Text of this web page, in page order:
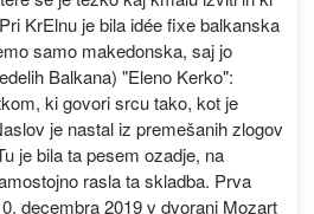
KrElnu je bila idée fixe balkanska
samo makedonska, saj jo
Balkana) "Eleno Kerko":
ki govori srcu tako, kot je
je nastal iz premešanih zlogov
je bila ta pesem ozadje, na
rasla ta skladba. Prva
decembra 2019 v dvorani Mozart